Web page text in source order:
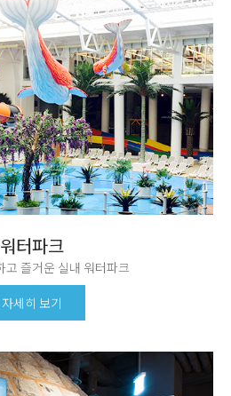
워터파크
고 즐거운 실내 워터파크
자세히 보기